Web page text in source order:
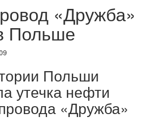
«Дружба»
Польше
Польши
утечка нефти
«Дружба»